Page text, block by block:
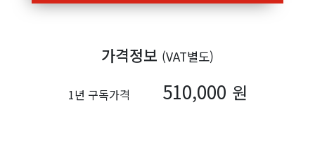
가격정보 (VAT별도)
1년 구독가격 510,000 원